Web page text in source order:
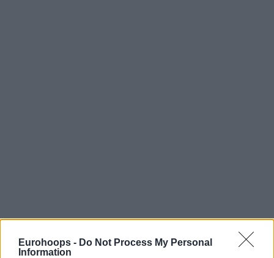
Eurohoops - Do Not Process My Personal
Information